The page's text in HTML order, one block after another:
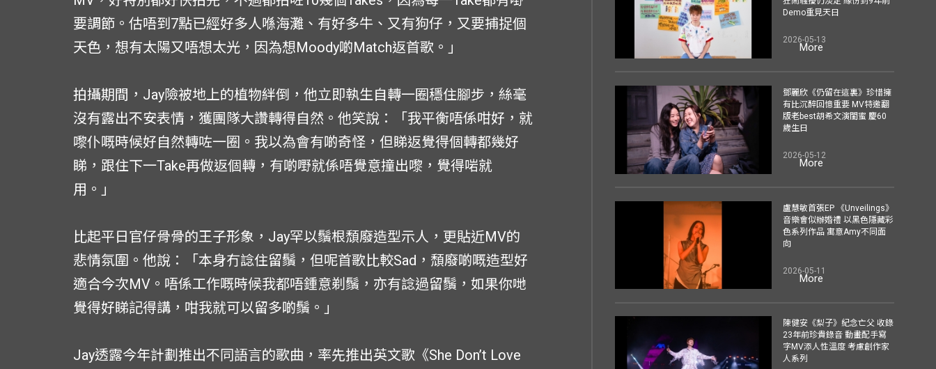
要調節。估唔到7點已經好多人喺海灘、有好多牛、又有狗仔，又要捕捉個
天色，想有太陽又唔想太光，因為想Moody啲Match返首歌。」
拍攝期間，Jay險被地上的植物絆倒，他立即執生自轉一圈穩住腳步，絲毫
沒有露出不安表情，獲團隊大讚轉得自然。他笑說：「我平衡唔係咁好，就
嚟仆嘅時候好自然轉咗一圈。我以為會有啲奇怪，但睇返覺得個轉都幾好
睇，跟住下一Take再做返個轉，有啲嘢就係唔覺意撞出嚟，覺得啱就
用。」
比起平日官仔骨骨的王子形象，Jay罕以鬚根頹廢造型示人，更貼近MV的
悲情氛圍。他說：「本身冇諗住留鬚，但呢首歌比較Sad，頹廢啲嘅造型好
適合今次MV。唔係工作嘅時候我都唔鍾意剃鬚，亦有諗過留鬚，如果你哋
覺得好睇記得講，咁我就可以留多啲鬚。」
Jay透露今年計劃推出不同語言的歌曲，率先推出英文歌《She Don’t Love
Demo重見天日
2026-05-13
More
鄧麗欣《仍留在這裏》珍惜擁
有比沉醉回憶重要 MV特邀翻
版老best胡希文演閨蜜 慶60
歲生日
2026-05-12
More
盧慧敏首張EP 《Unveilings》
音樂會似辦婚禮 以黑色隱藏彩
色系列作品 寓意Amy不同面
向
2026-05-11
More
陳健安《梨子》紀念亡父 收錄
23年前珍貴錄音 動畫配手寫
字MV添人性溫度 考慮創作家
人系列